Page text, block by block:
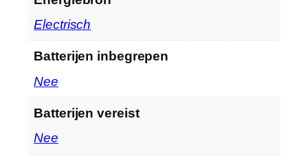
‎Electrisch
Batterijen inbegrepen
‎Nee
Batterijen vereist
‎Nee